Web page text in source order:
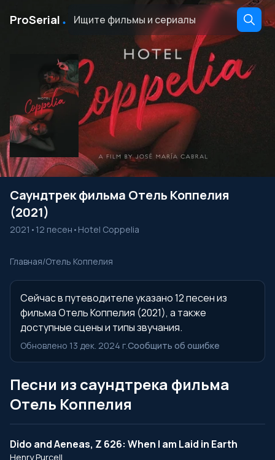
ProSerial ․
Саундтрек фильма Отель Коппелия
(2021)
2021 • 12 песен • Hotel Coppelia
Главная/Отель Коппелия
Сейчас в путеводителе указано 12 песен из
фильма Отель Коппелия (2021), а также
доступные сцены и типы звучания.
Обновлено 13 дек. 2024 г.Сообщить об ошибке
Песни из саундтрека фильма
Отель Коппелия
Dido and Aeneas, Z 626: When I am Laid in Earth
Henry Purcell